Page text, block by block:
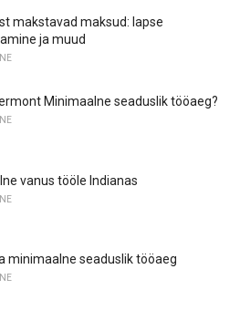
makstavad maksud: lapse
ja muud
Minimaalne seaduslik tööaeg?
vanus tööle Indianas
minimaalne seaduslik tööaeg